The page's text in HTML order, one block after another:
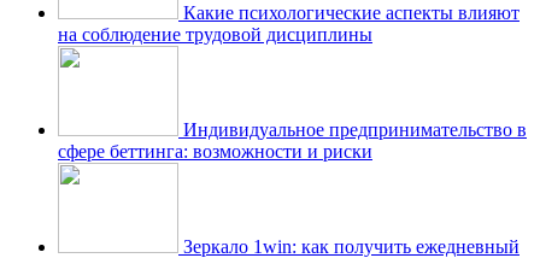
Какие психологические аспекты влияют
на соблюдение трудовой дисциплины
Индивидуальное предпринимательство в
сфере беттинга: возможности и риски
Зеркало 1win: как получить ежедневный